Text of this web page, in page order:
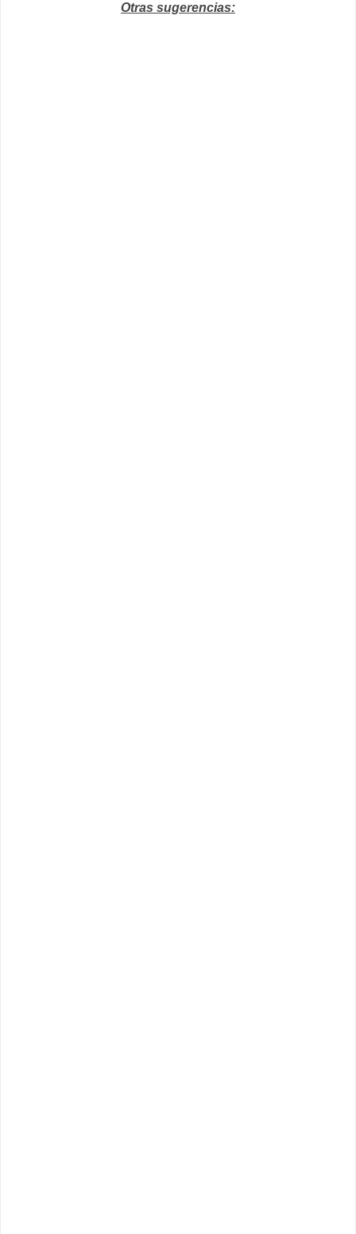
Otras sugerencias: